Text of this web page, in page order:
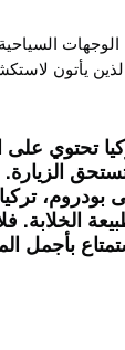
يأتون
تحتوي على
بودروم،
الخلابة.
بأجمل